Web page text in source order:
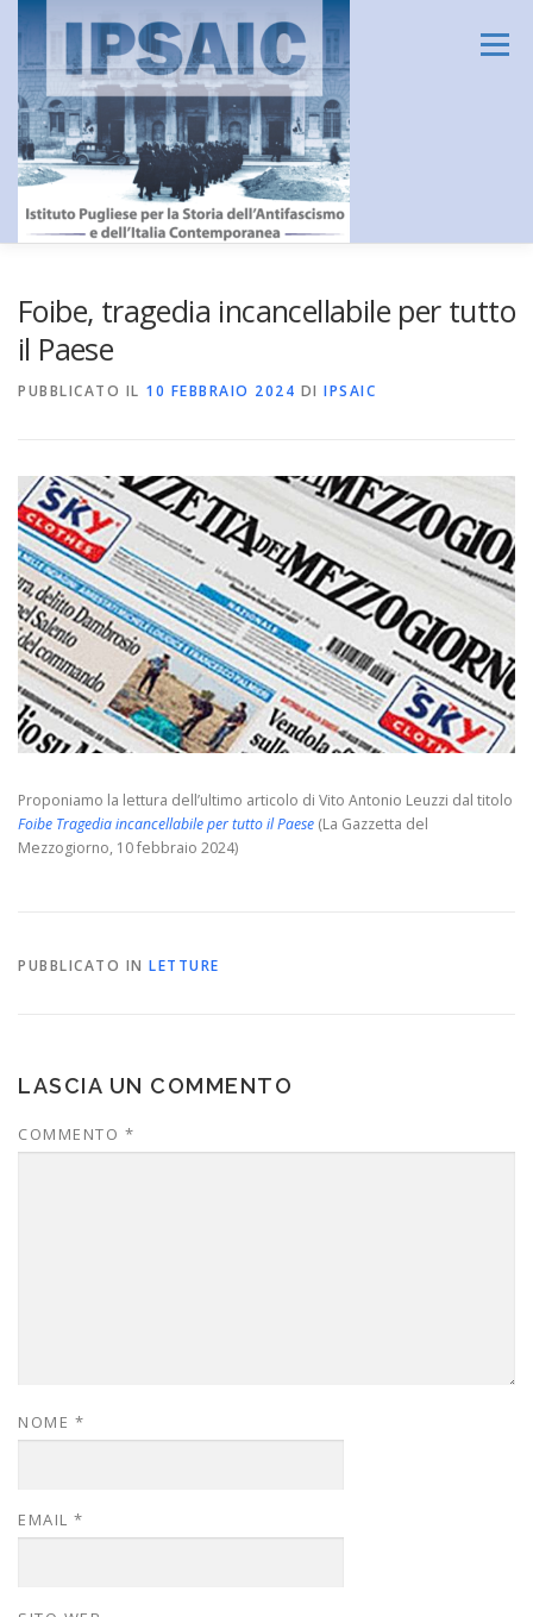
Passa
Menu
Foibe, tragedia incancellabile per tutto
il Paese
PUBBLICATO IL 10 FEBBRAIO 2024 DI IPSAIC
Proponiamo la lettura dell’ultimo articolo di Vito Antonio Leuzzi dal titolo
Foibe Tragedia incancellabile per tutto il Paese (La Gazzetta del
Mezzogiorno, 10 febbraio 2024)
PUBBLICATO IN LETTURE
LASCIA UN COMMENTO
COMMENTO *
NOME *
EMAIL *